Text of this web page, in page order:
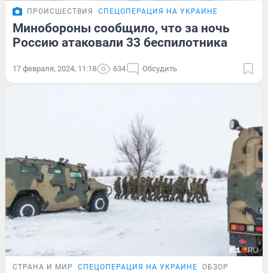
ПРОИСШЕСТВИЯ СПЕЦОПЕРАЦИЯ НА УКРАИНЕ
Минобороны сообщило, что за ночь
Россию атаковали 33 беспилотника
17 февраля, 2024, 11:18 634 Обсудить
СТРАНА И МИР СПЕЦОПЕРАЦИЯ НА УКРАИНЕ ОБЗОР